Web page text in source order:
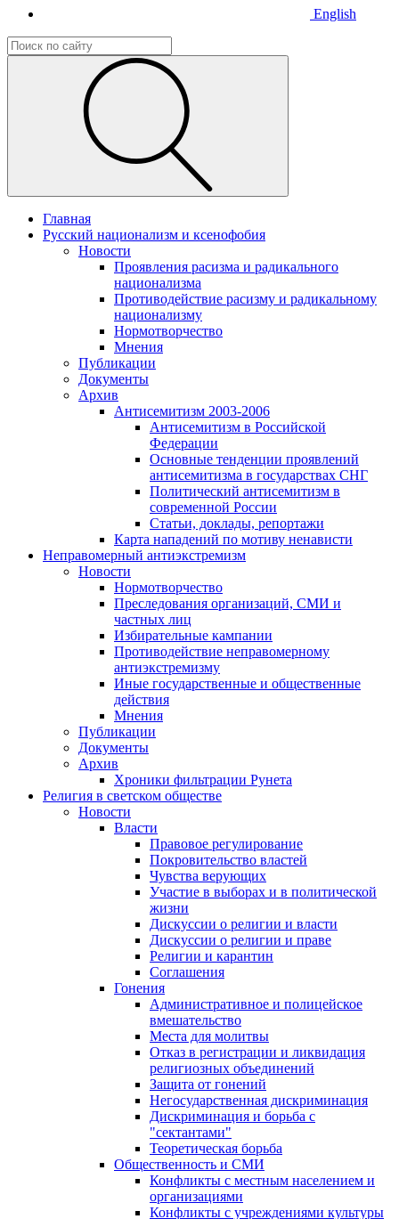
English
Главная
Русский национализм и ксенофобия
Новости
Проявления расизма и радикального
национализма
Противодействие расизму и радикальному
национализму
Нормотворчество
Мнения
Публикации
Документы
Архив
Антисемитизм 2003-2006
Антисемитизм в Российской
Федерации
Основные тенденции проявлений
антисемитизма в государствах СНГ
Политический антисемитизм в
современной России
Статьи, доклады, репортажи
Карта нападений по мотиву ненависти
Неправомерный антиэкстремизм
Новости
Нормотворчество
Преследования организаций, СМИ и
частных лиц
Избирательные кампании
Противодействие неправомерному
антиэкстремизму
Иные государственные и общественные
действия
Мнения
Публикации
Документы
Архив
Хроники фильтрации Рунета
Религия в светском обществе
Новости
Власти
Правовое регулирование
Покровительство властей
Чувства верующих
Участие в выборах и в политической
жизни
Дискуссии о религии и власти
Дискуссии о религии и праве
Религии и карантин
Соглашения
Гонения
Административное и полицейское
вмешательство
Места для молитвы
Отказ в регистрации и ликвидация
религиозных объединений
Защита от гонений
Негосударственная дискриминация
Дискриминация и борьба с
"сектантами"
Теоретическая борьба
Общественность и СМИ
Конфликты с местным населением и
организациями
Конфликты с учреждениями культуры